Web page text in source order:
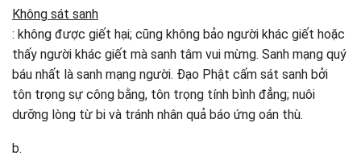
Không sát sanh
: không được giết hại; cũng không bảo người khác giết hoặc
thấy người khác giết mà sanh tâm vui mừng. Sanh mạng quý
báu nhất là sanh mạng người. Đạo Phật cấm sát sanh bởi
tôn trọng sự công bằng, tôn trọng tính bình đẳng; nuôi
dưỡng lòng từ bi và tránh nhân quả báo ứng oán thù.
b.